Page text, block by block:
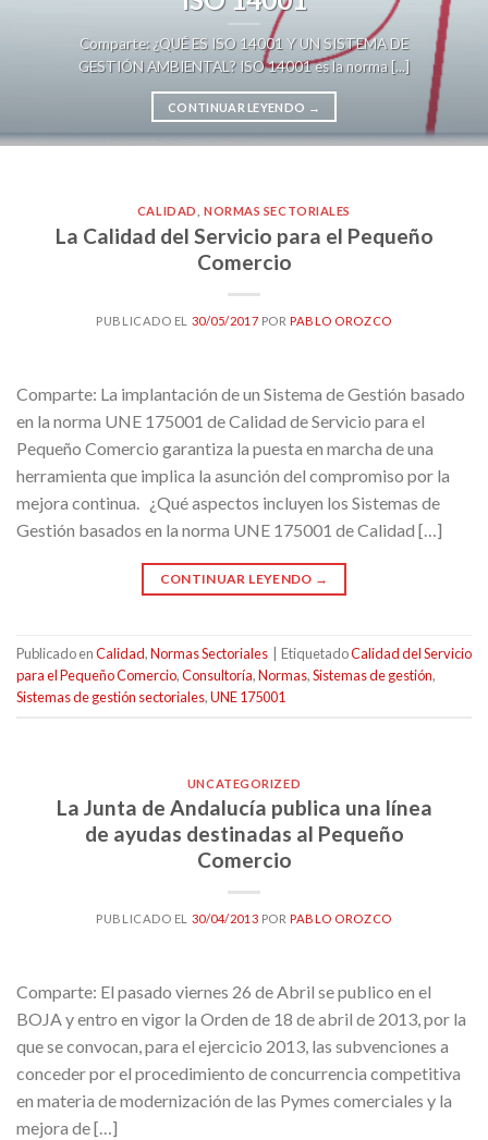
Comparte: ¿QUÉ ES ISO 14001 Y UN SISTEMA DE
GESTIÓN AMBIENTAL? ISO 14001 es la norma [...]
CONTINUAR LEYENDO →
CALIDAD NORMAS SECTORIALES
La Calidad del Servicio para el Pequeño
Comercio
PUBLICADO EL 30/05/2017 POR PABLO OROZCO
Comparte: La implantación de un Sistema de Gestión basado
en la norma UNE 175001 de Calidad de Servicio para el
Pequeño Comercio garantiza la puesta en marcha de una
herramienta que implica la asunción del compromiso por la
mejora continua. ¿Qué aspectos incluyen los Sistemas de
Gestión basados en la norma UNE 175001 de Calidad […]
CONTINUAR LEYENDO →
Publicado enCalidad,Normas Sectoriales EtiquetadoCalidad del Servicio
para el Pequeño Comercio,Consultoría,Normas,Sistemas de gestión,
Sistemas de gestión sectoriales,UNE 175001
UNCATEGORIZED
La Junta de Andalucía publica una línea
de ayudas destinadas al Pequeño
Comercio
PUBLICADO EL 30/04/2013 POR PABLO OROZCO
Comparte: El pasado viernes 26 de Abril se publico en el
BOJA y entro en vigor la Orden de 18 de abril de 2013, por la
que se convocan, para el ejercicio 2013, las subvenciones a
conceder por el procedimiento de concurrencia competitiva
en materia de modernización de las Pymes comerciales y la
mejora de […]